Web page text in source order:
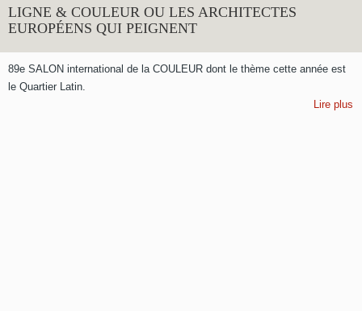
LIGNE & COULEUR OU LES ARCHITECTES
EUROPÉENS QUI PEIGNENT
89e SALON international de la COULEUR dont le thème cette année est
le Quartier Latin.
Lire plus